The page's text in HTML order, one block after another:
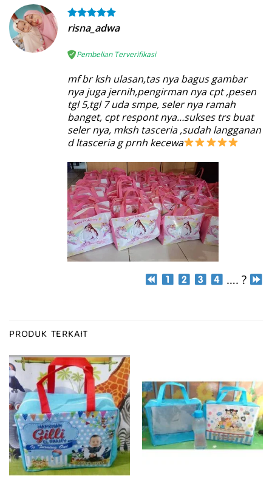
risna_adwa
Pembelian Terverifikasi
mf br ksh ulasan,tas nya bagus gambar
nya juga jernih,pengirman nya cpt ,pesen
tgl 5,tgl 7 uda smpe, seler nya ramah
banget, cpt respont nya…sukses trs buat
seler nya, mksh tasceria ,sudah langganan
d ltasceria g prnh kecewa
…. ?
PRODUK TERKAIT